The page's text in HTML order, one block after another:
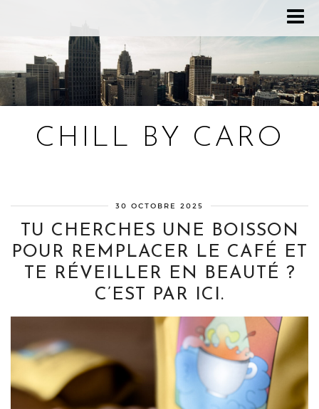
CHILL BY CARO
30 OCTOBRE 2025
TU CHERCHES UNE BOISSON
POUR REMPLACER LE CAFÉ ET
TE RÉVEILLER EN BEAUTÉ ?
C’EST PAR ICI.